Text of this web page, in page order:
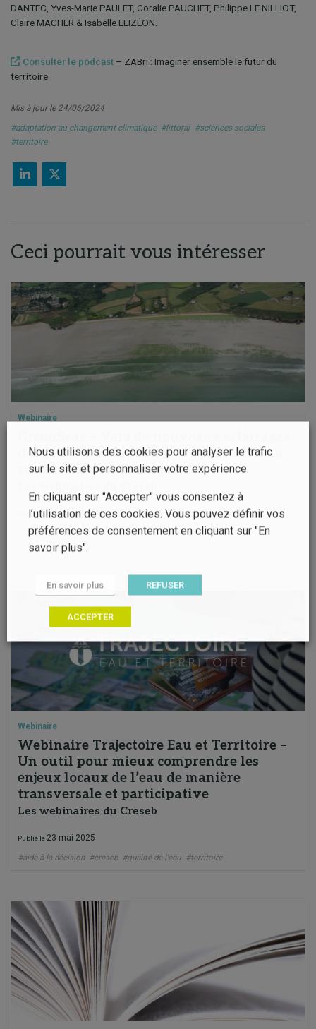
DANTEC, Yves-Marie PAULET, Coralie PAUCHET, Philippe LE NILLIOT,
Claire MACHER & Isabelle ELIZÉON.
Consulter le podcast – ZABri : Imaginer ensemble le futur du
territoire
Mis à jour le 24/06/2024
#adaptation au changement climatique #littoral #sciences sociales
#territoire
Ceci pourrait vous intéresser
Webinaire
des problématiques d’eutrophisation en
zone côtière en Bretagne
Publié le 06 juin 2025
#approche scientifique #eutrophisation #marée verte #nitrate
#prolifération d'algues
Webinaire
Webinaire Trajectoire Eau et Territoire –
Un outil pour mieux comprendre les
enjeux locaux de l’eau de manière
transversale et participative
Les webinaires du Creseb
Publié le 23 mai 2025
#aide à la décision #creseb #qualité de l'eau #territoire
Nous utilisons des cookies pour analyser le trafic
sur le site et personnaliser votre expérience.
En cliquant sur "Accepter" vous consentez à
l’utilisation de ces cookies. Vous pouvez définir vos
préférences de consentement en cliquant sur "En
savoir plus".
En savoir plus REFUSER
ACCEPTER